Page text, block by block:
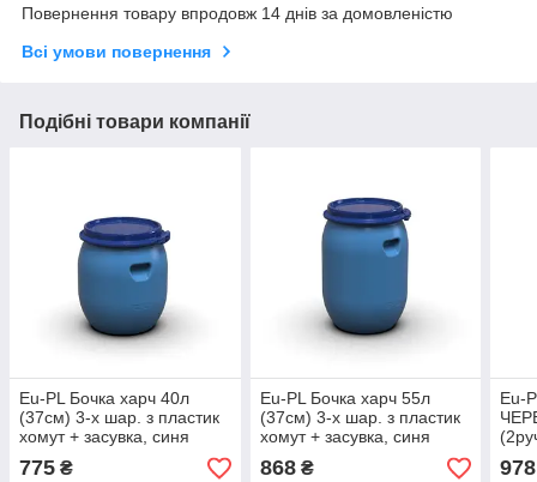
Повернення товару впродовж 14 днів за домовленістю
Всі умови повернення
Подібні товари компанії
Eu-PL Бочка харч 40л
(37см) 3-х шар. з пластик
хомут + засувка, синя
001993
775 ₴
Eu-PL Бочка харч 55л
(37см) 3-х шар. з пластик
хомут + засувка, синя
001726
868₴
Eu-
978